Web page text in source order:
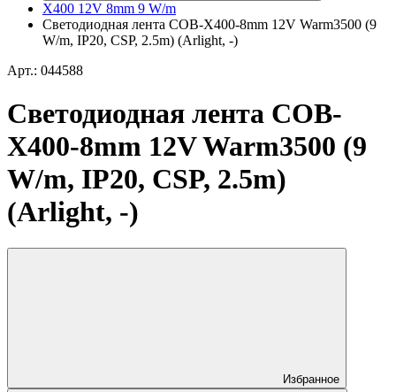
X400 12V 8mm 9 W/m
Светодиодная лента COB-X400-8mm 12V Warm3500 (9
W/m, IP20, CSP, 2.5m) (Arlight, -)
Арт.: 044588
Светодиодная лента COB-
X400-8mm 12V Warm3500 (9
W/m, IP20, CSP, 2.5m)
(Arlight, -)
Избранное